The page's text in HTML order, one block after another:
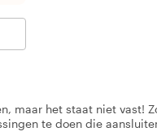
maar het staat niet vast!
te doen die